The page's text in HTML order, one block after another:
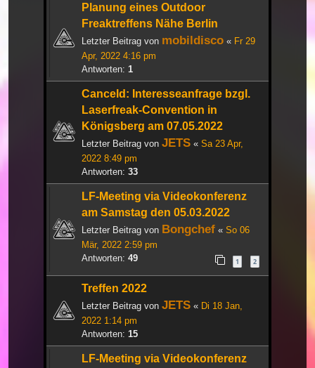
Planung eines Outdoor
Freaktreffens Nähe Berlin
Letzter Beitrag von mobildisco « Fr 29
Apr, 2022 4:16 pm
Antworten: 1
Canceld: Interesseanfrage bzgl.
Laserfreak-Convention in
Königsberg am 07.05.2022
Letzter Beitrag von JETS « Sa 23 Apr,
2022 8:49 pm
Antworten: 33
LF-Meeting via Videokonferenz
am Samstag den 05.03.2022
Letzter Beitrag von Bongchef « So 06
Mär, 2022 2:59 pm
Antworten: 49 1 2
Treffen 2022
Letzter Beitrag von JETS « Di 18 Jan,
2022 1:14 pm
Antworten: 15
LF-Meeting via Videokonferenz